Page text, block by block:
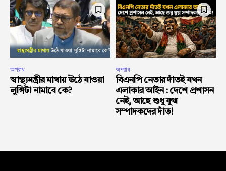
অপরাধ
স্বাস্থ্যমন্ত্রীর মাথায় উঠে যাওয়া
লুঙ্গিটা নামাবে কে?
অপরাধ
বিএনপি নেতার দাঁতই যখন
এলাকার আইন : দেশে প্রশাসন
নেই, আছে শুধু যুগ্ম
সম্পাদকদের দাঁত!